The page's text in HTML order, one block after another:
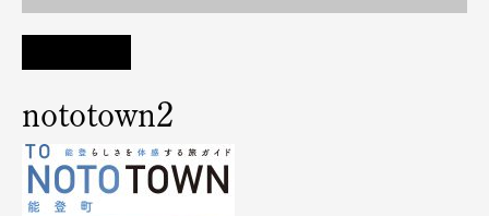
nototown2